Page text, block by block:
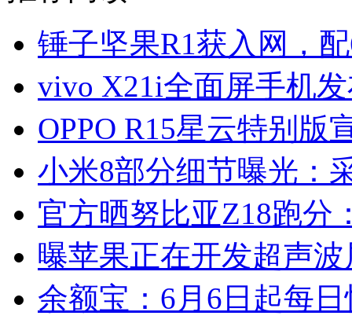
锤子坚果R1获入网，
vivo X21i全面屏手机
OPPO R15星云特别版
小米8部分细节曝光：
官方晒努比亚Z18跑分
曝苹果正在开发超声
余额宝：6月6日起每